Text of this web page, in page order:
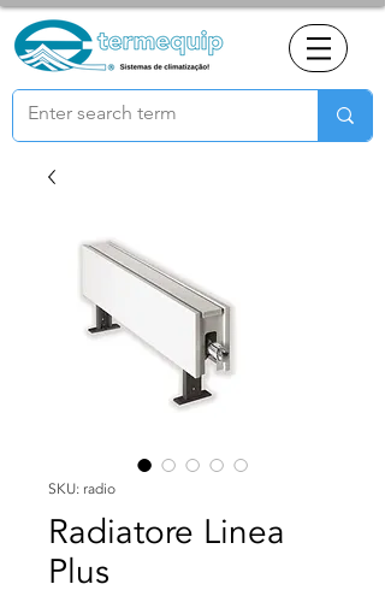
SKU: radio
Radiatore Linea
Plus